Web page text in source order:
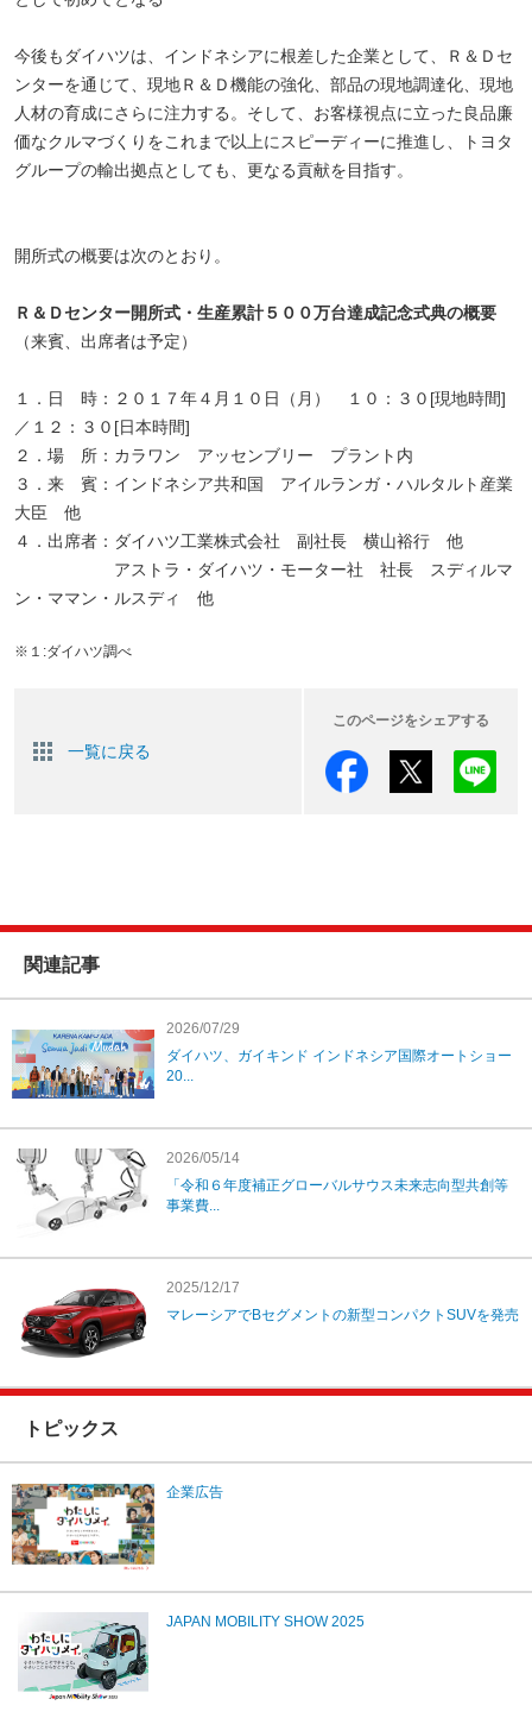
今後もダイハツは、インドネシアに根差した企業として、Ｒ＆Ｄセ
ンターを通じて、現地Ｒ＆Ｄ機能の強化、部品の現地調達化、現地
人材の育成にさらに注力する。そして、お客様視点に立った良品廉
価なクルマづくりをこれまで以上にスピーディーに推進し、トヨタ
グループの輸出拠点としても、更なる貢献を目指す。
開所式の概要は次のとおり。
Ｒ＆Ｄセンター開所式・生産累計５００万台達成記念式典の概要
（来賓、出席者は予定）
１．日 時：２０１７年４月１０日（月） １０：３０[現地時間]
／１２：３０[日本時間]
２．場 所：カラワン アッセンブリー プラント内
３．来 賓：インドネシア共和国 アイルランガ・ハルタルト産業
大臣 他
４．出席者：ダイハツ工業株式会社 副社長 横山裕行 他
アストラ・ダイハツ・モーター社 社長 スディルマ
ン・ママン・ルスディ 他
※１:ダイハツ調べ
一覧に戻る
このページをシェアする
関連記事
2026/07/29
ダイハツ、ガイキンド インドネシア国際オートショー
20...
2026/05/14
「令和６年度補正グローバルサウス未来志向型共創等
事業費...
2025/12/17
マレーシアでBセグメントの新型コンパクトSUVを発売
トピックス
企業広告
JAPAN MOBILITY SHOW 2025